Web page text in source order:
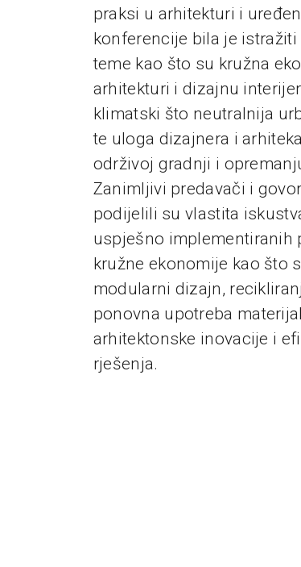
praksi u arhitekturi i
konferencije bila je
teme kao što su kružna
arhitekturi i dizajnu
klimatski što neutralnija
te uloga dizajnera i
održivoj gradnji i
Zanimljivi predavači i
podijelili su vlastita
uspješno implementiranih
kružne ekonomije kao što
modularni dizajn,
ponovna upotreba
arhitektonske inovacije i
rješenja.